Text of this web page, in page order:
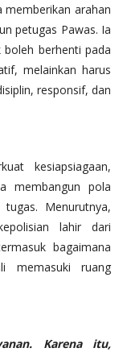
memberikan arahan
petugas Pawas. Ia
berhenti pada
melainkan harus
responsif, dan
kesiapsiagaan,
membangun pola
Menurutnya,
lahir dari
bagaimana
memasuki ruang
Karena itu,